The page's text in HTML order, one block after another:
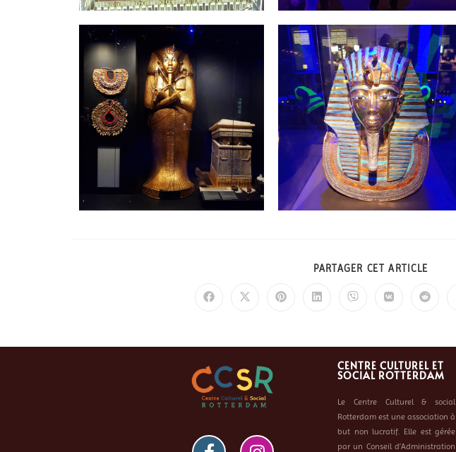
PARTAGER CET ARTICLE
CENTRE CULTUREL ET
SOCIAL ROTTERDAM
Le Centre Culturel & social
Rotterdam est une association à
but non lucratif. Elle est gérée
par un Conseil d’Administration